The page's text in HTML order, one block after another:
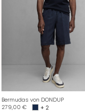
Bermudas von DONDUP
279,00 € + 2